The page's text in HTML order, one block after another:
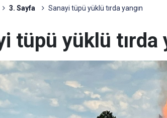
3. Sayfa Sanayi tüpü yüklü tırda yangın
tüpü yüklü tırda